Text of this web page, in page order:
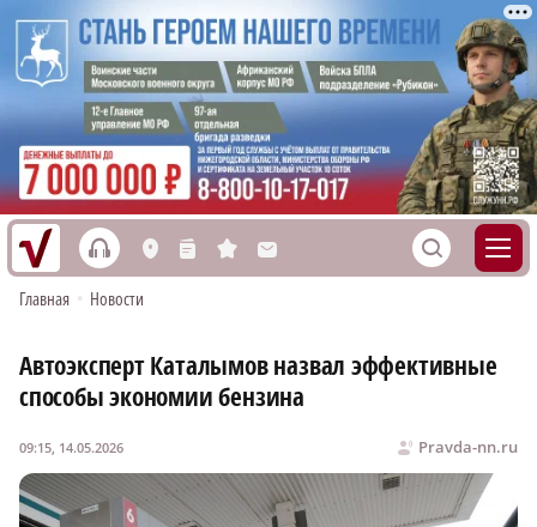
h L n s M S
Главная • Новости
Автоэксперт Каталымов назвал эффективные
способы экономии бензина
Pravda-nn.ru
09:15, 14.05.2026